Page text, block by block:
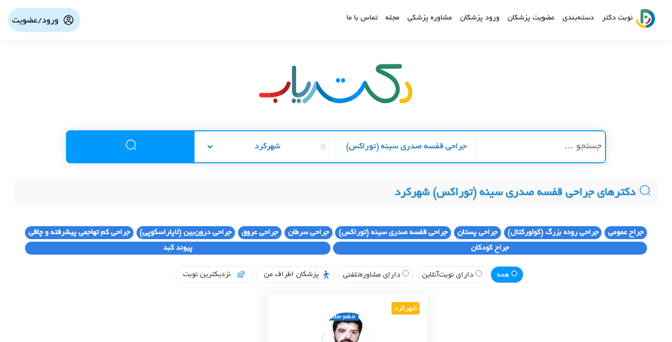
نوبت دکتر دسته‌بندی عضویت پزشکان ورود پزشکان مشاوره پزشکی مجله تماس با ما ورود/عضویت
جراحی قفسه صدری سینه (توراکس) شهرکرد
دکترهای جراحی قفسه صدری سینه (توراکس) شهرکرد
جراح عمومی جراحی روده بزرگ (کولورکتال) جراحی پستان جراحی قفسه صدری سینه (توراکس) جراحی سرطان جراحی عروق جراحی درون‌بین (لاپاراسکوپی)
جراحی کم تهاجمی پیشرفته و چاقی
جراح کودکان
پیوند کبد
همه دارای نوبت‌آنلاین دارای مشاوره‌تلفنی پزشکان اطراف من نزدیکترین نوبت
شهرکرد